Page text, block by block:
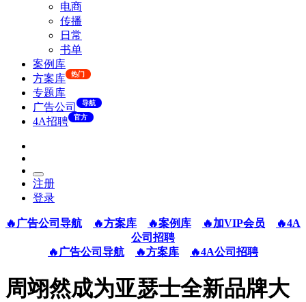
电商
传播
日常
书单
案例库
方案库
热门
专题库
广告公司
导航
4A招聘 官方
注册
登录
🔥广告公司导航 🔥方案库 🔥案例库 🔥加VIP会员
🔥4A
公司招聘
🔥广告公司导航
🔥方案库 🔥4A公司招聘
周翊然成为亚瑟士全新品牌大